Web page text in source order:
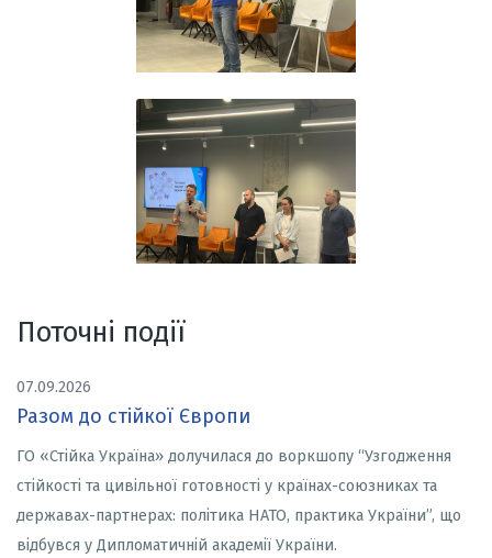
Поточні події
07.09.2026
Разом до стійкої Європи
ГО «Стійка Україна» долучилася до воркшопу “Узгодження
стійкості та цивільної готовності у країнах-союзниках та
державах-партнерах: політика НАТО, практика України”, що
відбувся у Дипломатичній академії України.